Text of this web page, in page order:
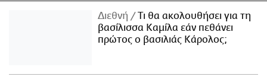
Διεθνή
Τι θα ακολουθήσει για τη
βασίλισσα Καμίλα εάν πεθάνει
πρώτος ο βασιλιάς Κάρολος;